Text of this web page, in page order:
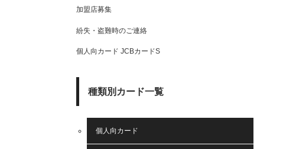
加盟店募集
紛失・盗難時のご連絡
個人向カード JCBカードS
種類別カード一覧
個人向カード